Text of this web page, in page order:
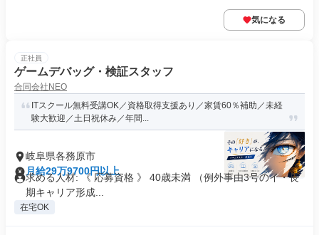
気になる
正社員
ゲームデバッグ・検証スタッフ
合同会社NEO
ITスクール無料受講OK／資格取得支援あり／家賃60％補助／未経
験大歓迎／土日祝休み／年間...
岐阜県各務原市
月給29万9700円以上
求める人材: 《 応募資格 》 40歳未満 （例外事由3号のイ・長
期キャリア形成...
在宅OK